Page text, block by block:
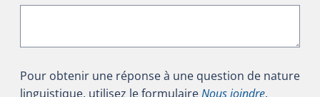
Pour obtenir une réponse à une question de nature
linguistique, utilisez le formulaireNous joindre.